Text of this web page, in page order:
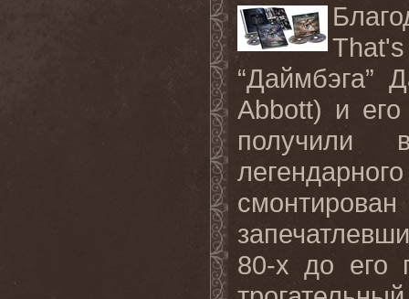
That's
“Даймбэга”
Abbott) и
получили
80-х до его